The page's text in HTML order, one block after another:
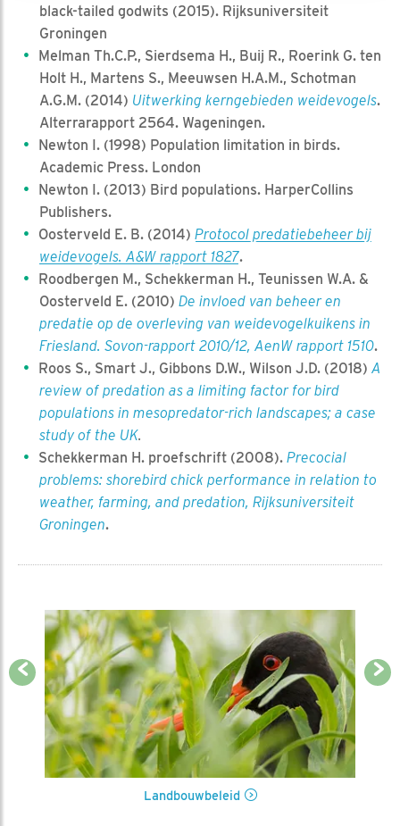
black-tailed godwits (2015). Rijksuniversiteit
Groningen
Melman Th.C.P., Sierdsema H., Buij R., Roerink G. ten
Holt H., Martens S., Meeuwsen H.A.M., Schotman
A.G.M. (2014) Uitwerking kerngebieden weidevogels.
Alterrarapport 2564. Wageningen.
Newton I. (1998) Population limitation in birds.
Academic Press. London
Newton I. (2013) Bird populations. HarperCollins
Publishers.
Oosterveld E. B. (2014)Protocol predatiebeheer bij
weidevogels. A&W rapport 1827.
Roodbergen M., Schekkerman H., Teunissen W.A. &
Oosterveld E. (2010) De invloed van beheer en
predatie op de overleving van weidevogelkuikens in
Friesland. Sovon-rapport 2010/12, AenW rapport 1510.
Roos S., Smart J., Gibbons D.W., Wilson J.D. (2018)A
review of predation as a limiting factor for bird
populations in mesopredator-rich landscapes; a case
study of the UK.
Schekkerman H. proefschrift (2008).Precocial
problems: shorebird chick performance in relation to
weather, farming, and predation, Rijksuniversiteit
Groningen.
Previous
Landbouwbeleid
Next